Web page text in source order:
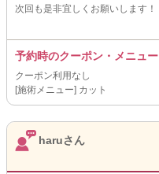
次回も是非宜しくお願いします！
予約時のクーポン・メニュー
クーポン利用なし
[施術メニュー] カット
haruさん